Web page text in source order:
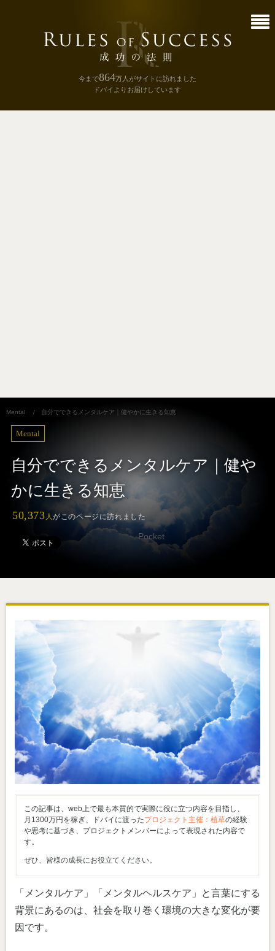
今まで864万人 がサイトに訪れました
ドバイよりお届けしています
Mental / 自分でできるメンタルケア｜健やかに生きる知恵
Mental
自分でできるメンタルケア｜健や
かに生きる知恵
50,373 人がこのページに訪れました
Pocket
この記事は、web上で最も本質的で実際に役に立つ内容を目指し、
月1300万円を稼ぎ、ドバイに渡ったプロジェクト主催：植草の経験
や思考に基づき、プロジェクトメンバーによって表現された内容で
す。
ぜひ、皆様の成長にお役立てください。
「メンタルケア」「メンタルヘルスケア」と言葉にする
背景にあるのは、社会を取り巻く環境の大きな変化が要
因です。